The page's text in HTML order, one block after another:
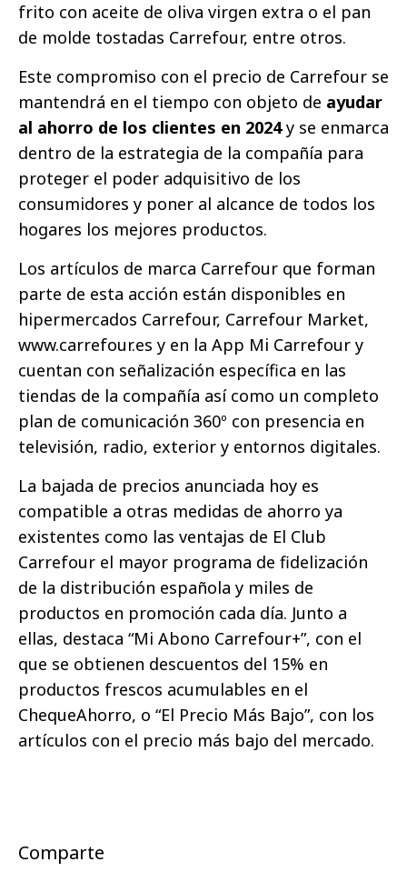
frito con aceite de oliva virgen extra o el pan
de molde tostadas Carrefour, entre otros.
Este compromiso con el precio de Carrefour se
mantendrá en el tiempo con objeto de ayudar
al ahorro de los clientes en 2024y se enmarca
dentro de la estrategia de la compañía para
proteger el poder adquisitivo de los
consumidores y poner al alcance de todos los
hogares los mejores productos.
Los artículos de marca Carrefour que forman
parte de esta acción están disponibles en
hipermercados Carrefour, Carrefour Market,
www.carrefour.es y en la App Mi Carrefour y
cuentan con señalización específica en las
tiendas de la compañía así como un completo
plan de comunicación 360º con presencia en
televisión, radio, exterior y entornos digitales.
La bajada de precios anunciada hoy es
compatible a otras medidas de ahorro ya
existentes como las ventajas de El Club
Carrefour el mayor programa de fidelización
de la distribución española y miles de
productos en promoción cada día. Junto a
ellas, destaca “Mi Abono Carrefour+”, con el
que se obtienen descuentos del 15% en
productos frescos acumulables en el
ChequeAhorro, o “El Precio Más Bajo”, con los
artículos con el precio más bajo del mercado.
Comparte